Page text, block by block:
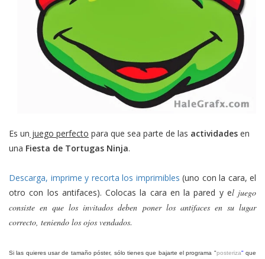
Es un juego perfecto para que sea parte de las actividades en
una Fiesta de Tortugas Ninja.
Descarga, imprime y recorta los imprimibles (uno con la cara, el
otro con los antifaces). Colocas la cara en la pared y el juego
consiste en que los invitados deben poner los antifaces en su lugar
correcto, teniendo los ojos vendados.
Si las quieres usar de tamaño póster, sólo tienes que bajarte el programa "posteriza"que